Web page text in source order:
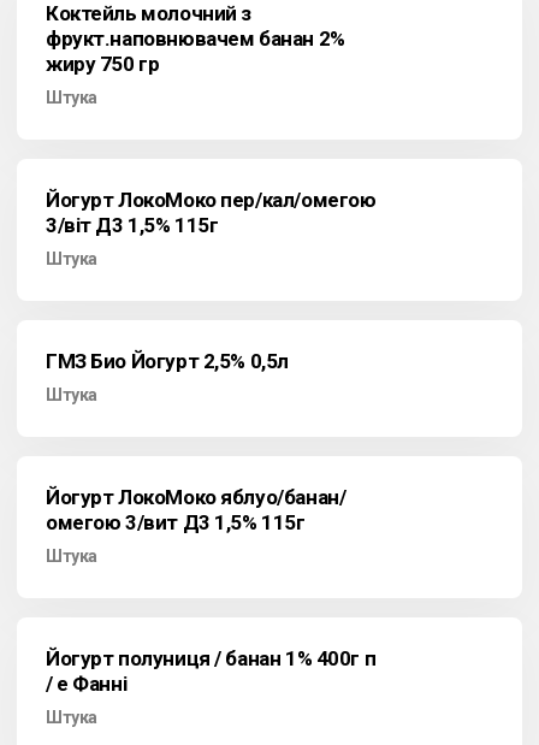
Коктейль молочний з
фрукт.наповнювачем банан 2%
жиру 750 гр
Штука
Йогурт ЛокоМоко пер/кал/омегою
3/віт Д3 1,5% 115г
Штука
ГМЗ Био Йогурт 2,5% 0,5л
Штука
Йогурт ЛокоМоко яблуо/банан/
омегою 3/вит Д3 1,5% 115г
Штука
Йогурт полуниця / банан 1% 400г п
/ е Фанні
Штука